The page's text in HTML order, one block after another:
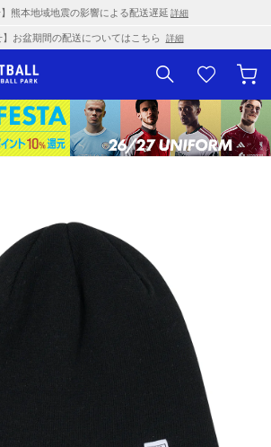
】熊本地域地震の影響による配送遅延 詳細
】お盆期間の配送についてはこちら 詳細